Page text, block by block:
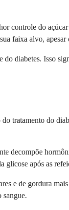
controle do
faixa alvo, apesar
diabetes. Isso
tratamento do
decompõe
glicose após as
e de gordura
sangue.